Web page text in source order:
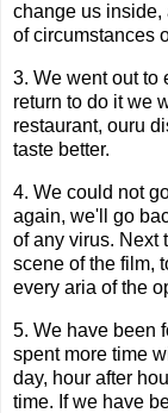
change us inside,
of circumstances
3. We went out to
return to do it we
restaurant, ouru
taste better.
4. We could not
again, we'll go
of any virus. Next
scene of the film,
every aria of the
5. We have been
spent more time
day, hour after
time. If we have